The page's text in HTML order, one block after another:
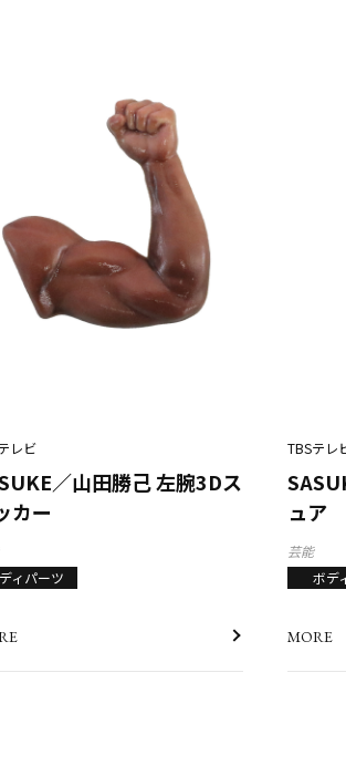
レビ
／山田勝己 左腕3Dス
カー
ィパーツ
TBSテレ
ュア
芸能
ボデ
MORE